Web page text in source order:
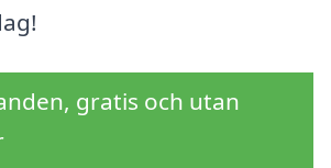
gratis och utan